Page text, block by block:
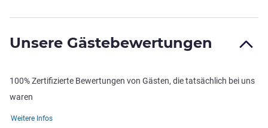
Unsere Gästebewertungen
100% Zertifizierte Bewertungen von Gästen, die tatsächlich bei uns
waren
Weitere Infos